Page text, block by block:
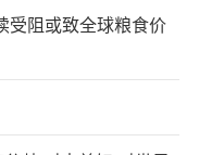
受阻或致全球粮食价